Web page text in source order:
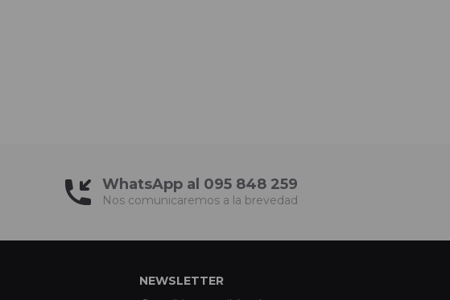
WhatsApp al 095 848 259
Nos comunicaremos a la brevedad
NEWSLETTER